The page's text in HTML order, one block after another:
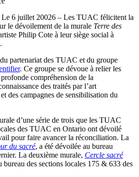
6 juillet 20026 – Les TUAC félicitent la
le dévoilement de la murale Terre des
Philip Cote à leur siège social à
partenariat des TUAC et du groupe
. Ce groupe se dévoue à relier les
compréhension de la
des traités par l’art
des campagnes de sensibilisation du
d’une série de trois que les TUAC
des TUAC en Ontario ont dévoilé
pour faire avancer la réconciliation. La
du sacré, a été dévoilée au bureau
La deuxième murale, Cercle sacré
bureau des sections locales 175 & 633 des